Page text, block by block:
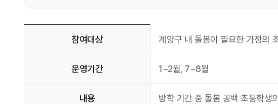
참여대상 계양구 내 돌봄이 필요한 가정의
운영기간 1~2월, 7~8월
내용 방학 기간 중 돌봄 공백 초등학생